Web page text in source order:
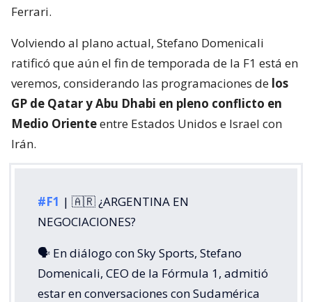
Ferrari.
Volviendo al plano actual, Stefano Domenicali
ratificó que aún el fin de temporada de la F1 está en
veremos, considerando las programaciones de los
GP de Qatar y Abu Dhabi en pleno conflicto en
Medio Orienteentre Estados Unidos e Israel con
Irán.
#F1 | 🇦🇷 ¿ARGENTINA EN
NEGOCIACIONES?
🗣️ En diálogo con Sky Sports, Stefano
Domenicali, CEO de la Fórmula 1, admitió
estar en conversaciones con Sudamérica